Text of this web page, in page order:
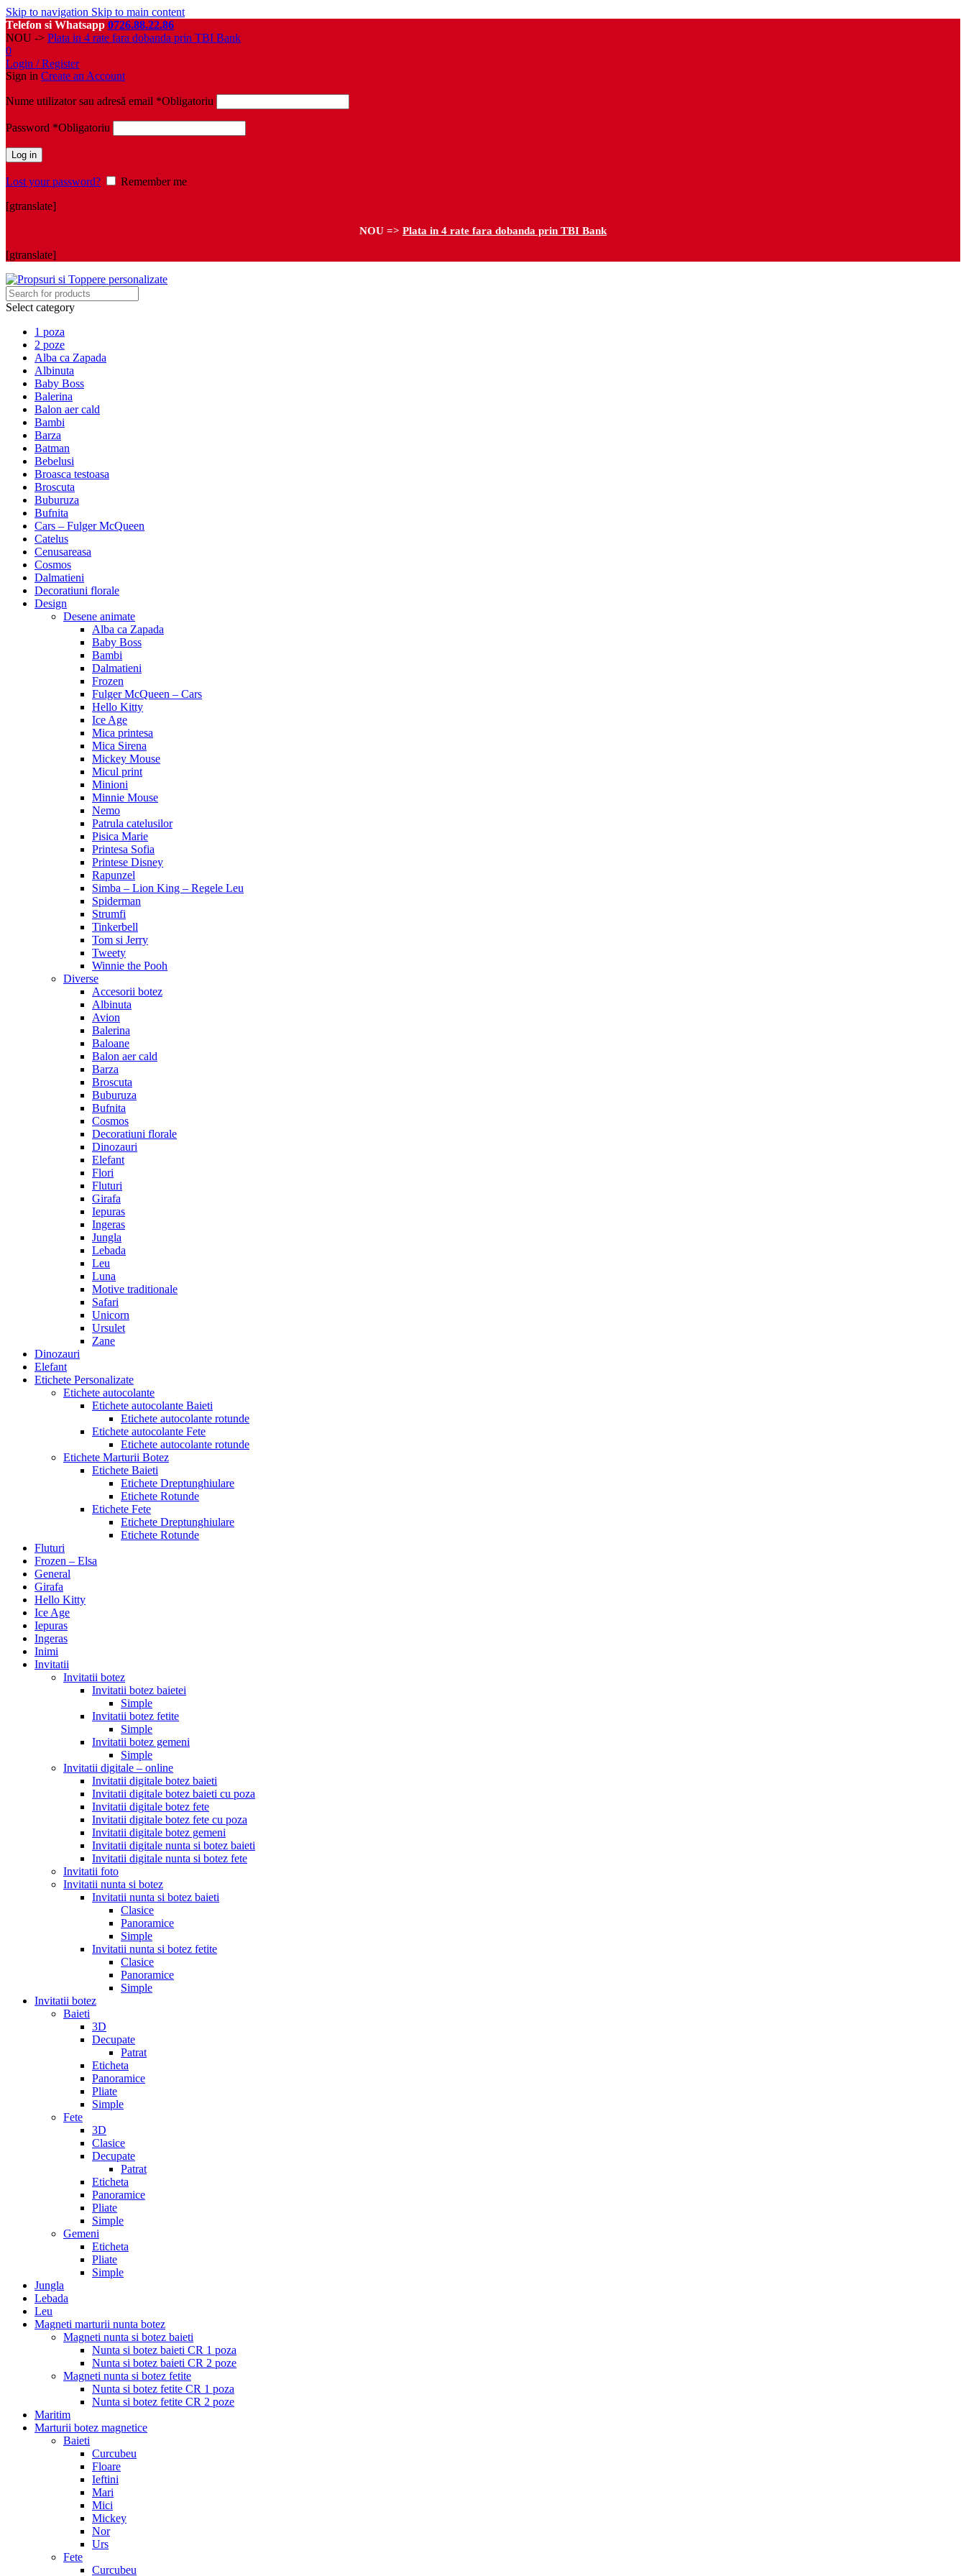
Skip to navigation Skip to main content
Telefon si Whatsapp 0726.88.22.86
NOU -> Plata in 4 rate fara dobanda prin TBI Bank
0
Login / Register
Sign in Create an Account
Nume utilizator sau adresă email *Obligatoriu
Password *Obligatoriu
Log in
Lost your password?
Remember me
[gtranslate]
NOU => Plata in 4 rate fara dobanda prin TBI Bank
[gtranslate]
Select category
1 poza
2 poze
Alba ca Zapada
Albinuta
Baby Boss
Balerina
Balon aer cald
Bambi
Barza
Batman
Bebelusi
Broasca testoasa
Broscuta
Buburuza
Bufnita
Cars – Fulger McQueen
Catelus
Cenusareasa
Cosmos
Dalmatieni
Decoratiuni florale
Design
Desene animate
Alba ca Zapada
Baby Boss
Bambi
Dalmatieni
Frozen
Fulger McQueen – Cars
Hello Kitty
Ice Age
Mica printesa
Mica Sirena
Mickey Mouse
Micul print
Minioni
Minnie Mouse
Nemo
Patrula catelusilor
Pisica Marie
Printesa Sofia
Printese Disney
Rapunzel
Simba – Lion King – Regele Leu
Spiderman
Strumfi
Tinkerbell
Tom si Jerry
Tweety
Winnie the Pooh
Diverse
Accesorii botez
Albinuta
Avion
Balerina
Baloane
Balon aer cald
Barza
Broscuta
Buburuza
Bufnita
Cosmos
Decoratiuni florale
Dinozauri
Elefant
Flori
Fluturi
Girafa
Iepuras
Ingeras
Jungla
Lebada
Leu
Luna
Motive traditionale
Safari
Unicorn
Ursulet
Zane
Dinozauri
Elefant
Etichete Personalizate
Etichete autocolante
Etichete autocolante Baieti
Etichete autocolante rotunde
Etichete autocolante Fete
Etichete autocolante rotunde
Etichete Marturii Botez
Etichete Baieti
Etichete Dreptunghiulare
Etichete Rotunde
Etichete Fete
Etichete Dreptunghiulare
Etichete Rotunde
Fluturi
Frozen – Elsa
General
Girafa
Hello Kitty
Ice Age
Iepuras
Ingeras
Inimi
Invitatii
Invitatii botez
Invitatii botez baietei
Simple
Invitatii botez fetite
Simple
Invitatii botez gemeni
Simple
Invitatii digitale – online
Invitatii digitale botez baieti
Invitatii digitale botez baieti cu poza
Invitatii digitale botez fete
Invitatii digitale botez fete cu poza
Invitatii digitale botez gemeni
Invitatii digitale nunta si botez baieti
Invitatii digitale nunta si botez fete
Invitatii foto
Invitatii nunta si botez
Invitatii nunta si botez baieti
Clasice
Panoramice
Simple
Invitatii nunta si botez fetite
Clasice
Panoramice
Simple
Invitatii botez
Baieti
3D
Decupate
Patrat
Eticheta
Panoramice
Pliate
Simple
Fete
3D
Clasice
Decupate
Patrat
Eticheta
Panoramice
Pliate
Simple
Gemeni
Eticheta
Pliate
Simple
Jungla
Lebada
Leu
Magneti marturii nunta botez
Magneti nunta si botez baieti
Nunta si botez baieti CR 1 poza
Nunta si botez baieti CR 2 poze
Magneti nunta si botez fetite
Nunta si botez fetite CR 1 poza
Nunta si botez fetite CR 2 poze
Maritim
Marturii botez magnetice
Baieti
Curcubeu
Floare
Ieftini
Mari
Mici
Mickey
Nor
Urs
Fete
Curcubeu